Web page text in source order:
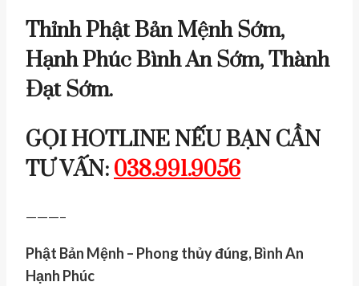
Thỉnh Phật Bản Mệnh Sớm,
Hạnh Phúc Bình An Sớm, Thành
Đạt Sớm.
GỌI HOTLINE NẾU BẠN CẦN
TƯ VẤN: 038.991.9056
———–
Phật Bản Mệnh – Phong thủy đúng, Bình An
Hạnh Phúc